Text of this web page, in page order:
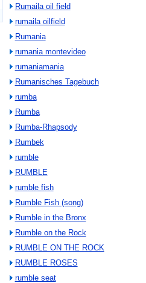
Rumaila oil field
rumaila oilfield
Rumania
rumania montevideo
rumaniamania
Rumanisches Tagebuch
rumba
Rumba
Rumba-Rhapsody
Rumbek
rumble
RUMBLE
rumble fish
Rumble Fish (song)
Rumble in the Bronx
Rumble on the Rock
RUMBLE ON THE ROCK
RUMBLE ROSES
rumble seat